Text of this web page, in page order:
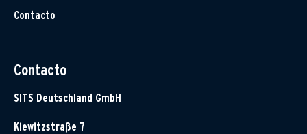
Contacto
Contacto
SITS Deutschland GmbH
Klewitzstraße 7